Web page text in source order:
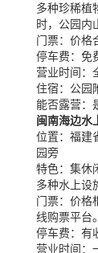
多种珍稀植
时，公园内
门票： 价格
停车费： 免
营业时间：
住宿： 公园
能否露营：
闽南海边水
位置： 福建
园旁
特色： 集休
多种水上设
门票： 价格
线购票平台。
停车费： 有
营业时间：